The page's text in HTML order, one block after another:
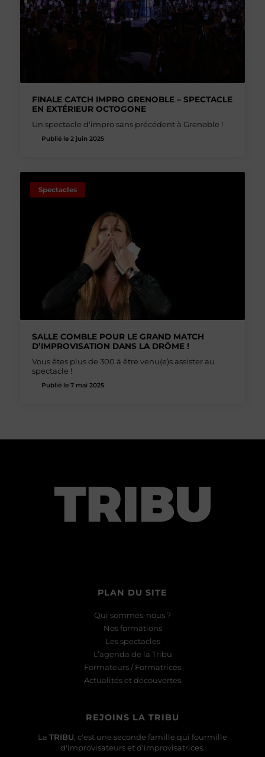
FINALE CATCH IMPRO GRENOBLE – SPECTACLE
EN EXTÉRIEUR OCTOGONE
Un spectacle d'impro sans précédent à Grenoble !
Publié le 2 juin 2025
Spectacles
SALLE COMBLE POUR LE GRAND MATCH
D’IMPROVISATION DANS LA DRÔME !
Vous êtes plus de 300 à être venu(e)s assister au
spectacle !
Publié le 7 mai 2025
PLAN DU SITE
Qui sommes-nous ?
Nos formations
Les spectacles
L’agenda de la Tribu
Formateurs / Formatrices
Actualités et découvertes
REJOINS LA TRIBU
La TRIBU, c'est une seconde famille qui fourmille
d'improvisateurs et d'improvisatrices.